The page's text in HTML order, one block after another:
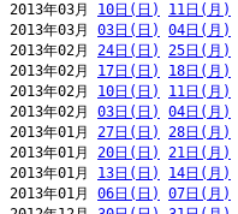
2013年03月 10日(日) 11日(月)
2013年03月 03日(日) 04日(月)
2013年02月 24日(日) 25日(月)
2013年02月 17日(日) 18日(月)
2013年02月 10日(日) 11日(月)
2013年02月 03日(日) 04日(月)
2013年01月 27日(日) 28日(月)
2013年01月 20日(日) 21日(月)
2013年01月 13日(日) 14日(月)
2013年01月 06日(日) 07日(月)